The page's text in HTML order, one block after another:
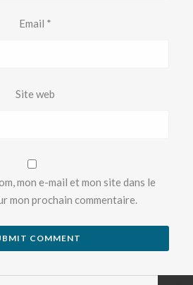
Email *
Site web
mon e-mail et mon site dans le
mon prochain commentaire.